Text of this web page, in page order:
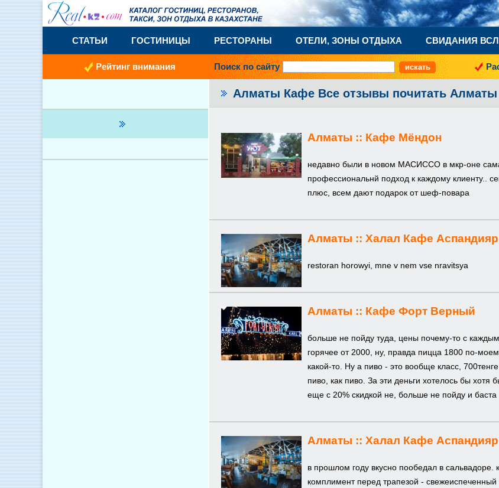
СТАТЬИ ГОСТИНИЦЫ РЕСТОРАНЫ ОТЕЛИ, ЗОНЫ ОТДЫХА СВИДАНИЯ
Рейтинг внимания Поиск по сайту
Алматы Кафе Все отзывы почитать Алматы
Алматы :: Кафе Мёндон
недавно были в новом МАСИССО в мкр-оне
профессиональнй подход к каждому клиенту..
плюс, всем дают подарок от шеф-повара
Алматы :: Халал Кафе Аспандияр
restoran horowyi, mne v nem vse nravitsya
Алматы :: Кафе Форт Верный
больше не пойду туда, цены почему-то с
горячее от 2000, ну, правда пицца 1800 по-
какой-то. Ну а пиво - это вообще класс,
пиво, как пиво. За эти деньги хотелось бы
еще с 20% скидкой не, больше не пойду и баста
Алматы :: Халал Кафе Аспандияр
в прошлом году вкусно пообедал в
комплимент перед трапезой -